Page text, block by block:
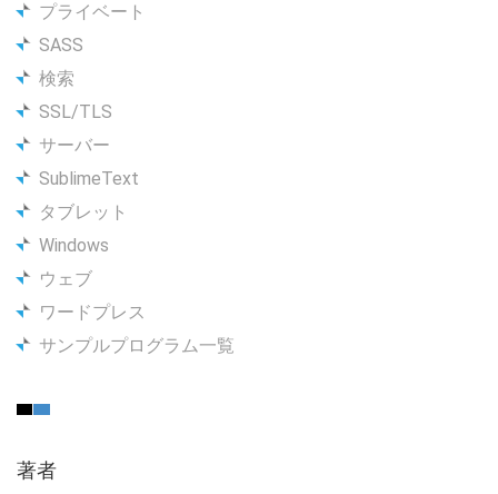
プライベート
SASS
検索
SSL/TLS
サーバー
SublimeText
タブレット
Windows
ウェブ
ワードプレス
サンプルプログラム一覧
著者